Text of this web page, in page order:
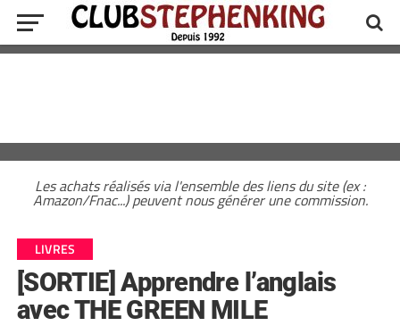
Les achats réalisés via l'ensemble des liens du site (ex :
Amazon/Fnac...) peuvent nous générer une commission.
LIVRES
[SORTIE] Apprendre l’anglais
avec THE GREEN MILE